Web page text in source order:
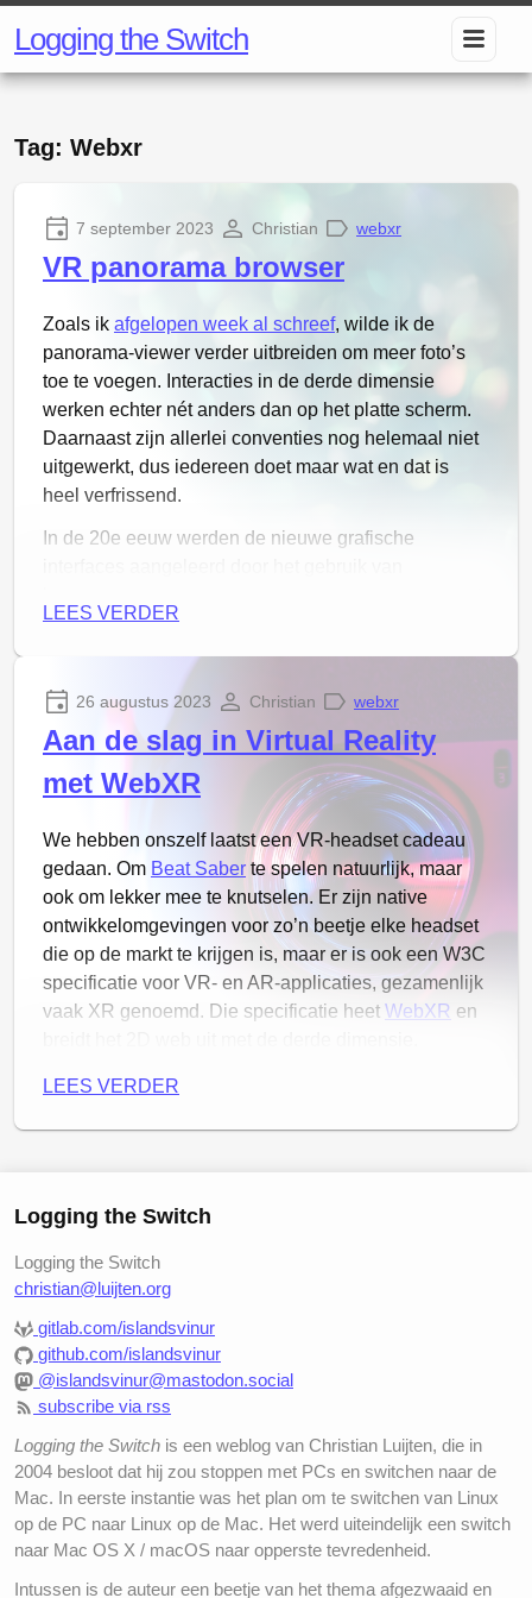
Logging the Switch
Tag: Webxr
7 september 2023 Christian webxr
VR panorama browser
Zoals ik afgelopen week al schreef, wilde ik de
panorama-viewer verder uitbreiden om meer foto’s
toe te voegen. Interacties in de derde dimensie
werken echter nét anders dan op het platte scherm.
Daarnaast zijn allerlei conventies nog helemaal niet
uitgewerkt, dus iedereen doet maar wat en dat is
heel verfrissend.
In de 20e eeuw werden de nieuwe grafische
voorbeeld van een fysieke tegenhanger, een
skeuomorfismezoals dat heet. Mappen,
schuifknoppen en zandlopers; allemaal elementen
uit de echte wereld om ons te laten begrijpen hoe de
interface werkt in de platte digitale wereld.
Meta Quest: Zwevende 2D windows met een 3D
sausje
het zich er makkelijk vanaf en plakken gewoon een
2D interface in de lucht, want die kennen we al. Ze
Apple visionOS: Nog niet veel beter
Simpel
Hoe dan ook, ik wilde iets simpels maken om mee te
beginnen. Met A-Frame doe je dat metCustom
Elements
in HTML. Hieronder zie je het specifieke
LEES VERDER
26 augustus 2023 Christian webxr
Aan de slag in Virtual Reality
met WebXR
We hebben onszelf laatst een VR-headset cadeau
gedaan. Om Beat Saber te spelen natuurlijk, maar
ook om lekker mee te knutselen. Er zijn native
ontwikkelomgevingen voor zo’n beetje elke headset
die op de markt te krijgen is, maar er is ook een W3C
specificatie voor VR- en AR-applicaties, gezamenlijk
vaak XR genoemd. Die specificatie heet WebXR en
Nu is de W3C specificatie vrij low-level dus is het
geknutseld voor de panoramafoto’s die ik in de loop
van de tijd heb gemaakt.
Met een desktop browser kan je die pagina gewoon
openen en in XR-emulatie bekijken, met een headset
krijg je een “immersieve ervaring” zoals dat zo mooi
heet.
Gard in VRwat ik afgelopen vakantie heb gemaakt.
LEES VERDER
Logging the Switch
Logging the Switch
christian@luijten.org
gitlab.com/islandsvinur
github.com/islandsvinur
@islandsvinur@mastodon.social
subscribe via rss
Logging the Switch is een weblog van Christian Luijten, die in
2004 besloot dat hij zou stoppen met PCs en switchen naar de
Mac. In eerste instantie was het plan om te switchen van Linux
op de PC naar Linux op de Mac. Het werd uiteindelijk een switch
naar Mac OS X / macOS naar opperste tevredenheid.
Intussen is de auteur een beetje van het thema afgezwaaid en